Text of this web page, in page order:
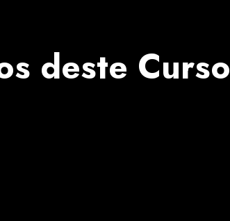
deste Curso